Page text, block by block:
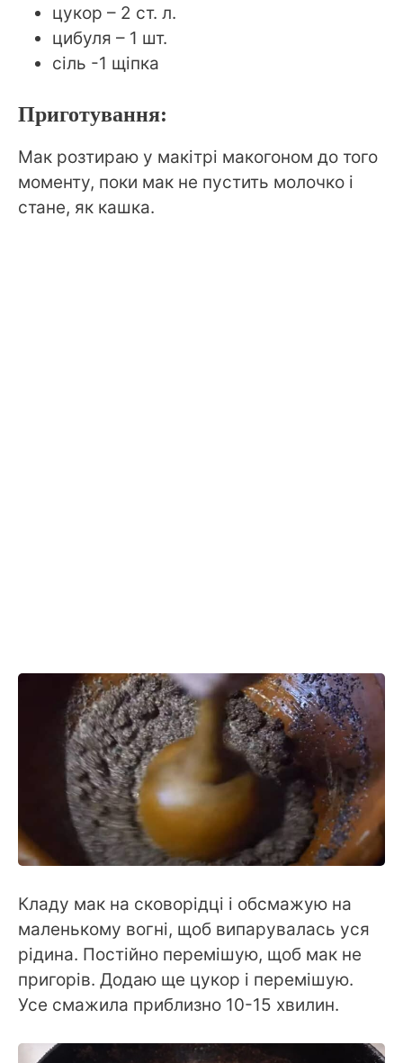
цукор – 2 ст. л.
цибуля – 1 шт.
сіль -1 щіпка
Приготування:
Мак розтираю у макітрі макогоном до того
моменту, поки мак не пустить молочко і
стане, як кашка.
Кладу мак на сковорідці і обсмажую на
маленькому вогні, щоб випарувалась уся
рідина. Постійно перемішую, щоб мак не
пригорів. Додаю ще цукор і перемішую.
Усе смажила приблизно 10-15 хвилин.